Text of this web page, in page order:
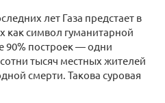
лет Газа предстает в
как символ гуманитарной
90% построек — одни
тысяч местных жителей
смерти. Такова суровая